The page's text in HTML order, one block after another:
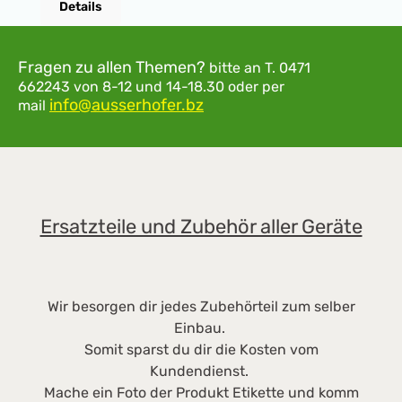
Oberhemden lassen sich problemlos
bügeln.Stopp-Funktion für maximale
Sicherheit Geraten Finger unter die
Bügelwange hebt sich.Bügelwange bei
Wäsche Fängt Ihre Wäsche nach dem Bügeln
einstellbar in 5
Stufen, feuchtigkeitsaufnehmende
Walzenbewicklung, müheloses Bügeln von
Tisch- oder Bettwäsche, Servietten,
Geschirrtüchern, zeitsparendes, bequemes
Details
Fragen zu allen Themen? bitte an T. 0471
662243 von 8-12 und 14-18.30 oder per
mail info@ausserhofer.bz
Ersatzteile und Zubehör aller Geräte
Wir besorgen dir jedes Zubehörteil zum selber
Einbau.
Somit sparst du dir die Kosten vom
Kundendienst.
Mache ein Foto der Produkt Etikette und komm